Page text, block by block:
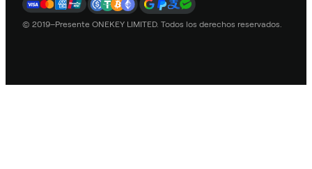
© 2019–Presente ONEKEY LIMITED. Todos los derechos reservados.